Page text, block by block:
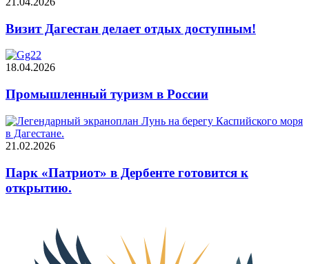
Визит Дагестан делает отдых доступным!
18.04.2026
Промышленный туризм в России
21.02.2026
Парк «Патриот» в Дербенте готовится к
открытию.